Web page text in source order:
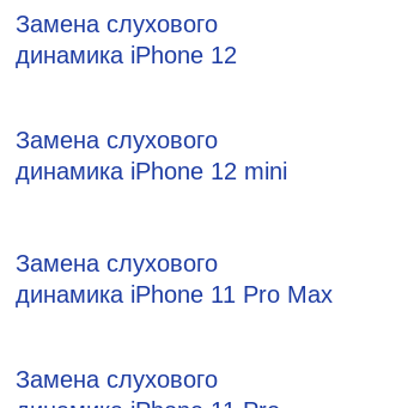
Замена слухового
динамика iPhone 12
Замена слухового
динамика iPhone 12 mini
Замена слухового
динамика iPhone 11 Pro Max
Замена слухового